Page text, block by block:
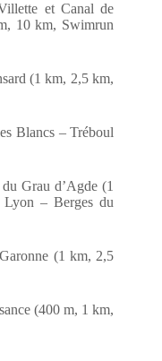
et Canal de
10 km, Swimrun
(1 km, 2,5 km,
Blancs – Tréboul
Grau d’Agde (1
– Berges du
(1 km, 2,5
(400 m, 1 km,